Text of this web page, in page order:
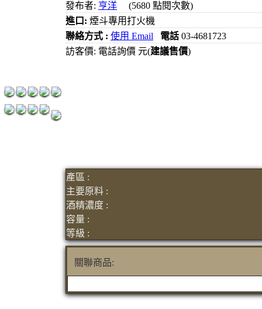
發布者: 亨洋 (5680 點閱次數)
進口: 煙斗專用打火機
聯絡方式 : 使用 Email 電話 03-4681723
訪客價: 電話詢價 元(建議售價)
產區 :
主要原料 :
酒精濃度 :
容量 :
等級 :
關聯商品: